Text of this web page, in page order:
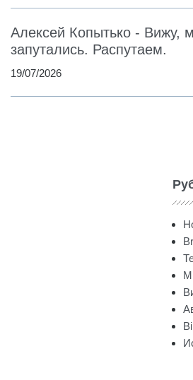
Алексей Копытько - Вижу,
запутались. Распутаем.
19/07/2026